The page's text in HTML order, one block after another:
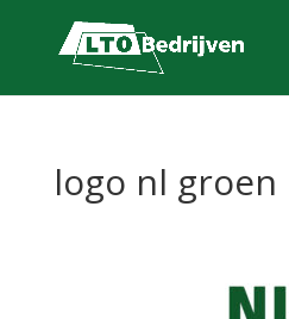
logo nl groen